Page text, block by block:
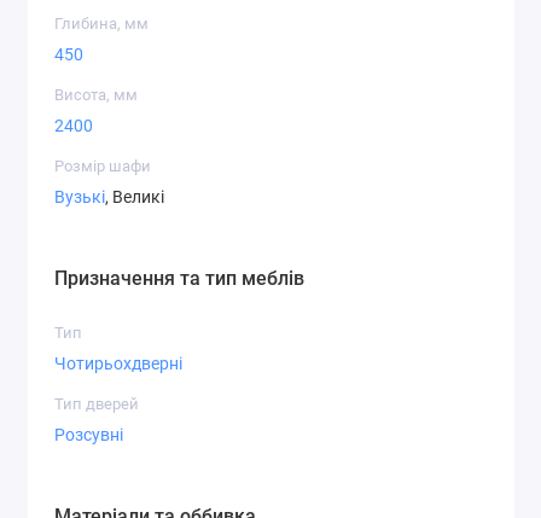
Глибина, мм
450
Висота, мм
2400
Розмір шафи
Вузькі, Великі
Призначення та тип меблів
Тип
Чотирьохдверні
Тип дверей
Розсувні